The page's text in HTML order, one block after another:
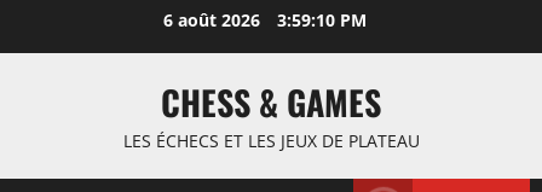
6 août 2026 3:59:11 PM
CHESS & GAMES
LES ÉCHECS ET LES JEUX DE PLATEAU